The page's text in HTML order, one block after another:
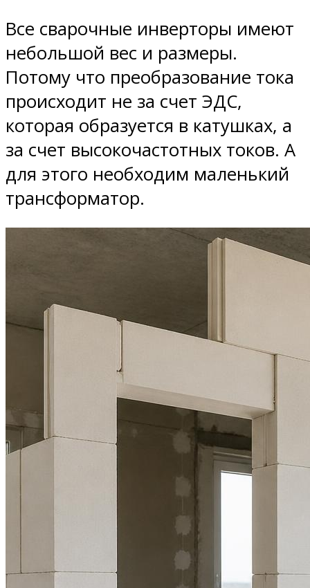
Все сварочные инверторы имеют
небольшой вес и размеры.
Потому что преобразование тока
происходит не за счет ЭДС,
которая образуется в катушках, а
за счет высокочастотных токов. А
для этого необходим маленький
трансформатор.